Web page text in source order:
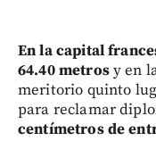
En la capital
64.40 metrosy en
meritorio quinto
para reclamar
centímetros de